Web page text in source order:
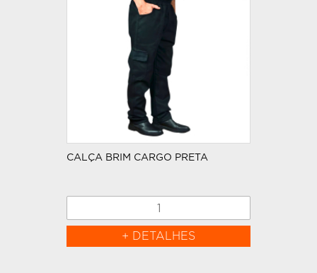
CALÇA BRIM CARGO PRETA
+ DETALHES